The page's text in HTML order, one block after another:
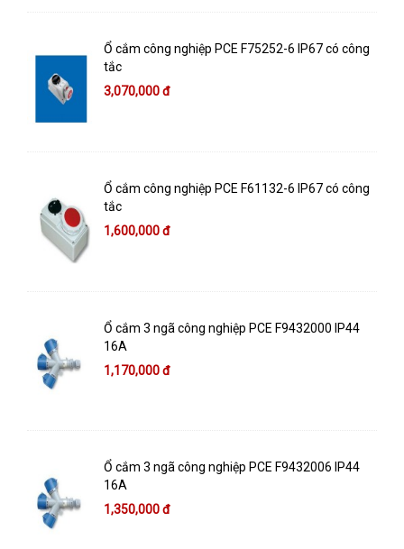
Ổ cắm công nghiệp PCE F75252-6 IP67 có công
tắc
3,070,000 đ
Ổ cắm công nghiệp PCE F61132-6 IP67 có công
tắc
1,600,000 đ
Ổ cắm 3 ngã công nghiệp PCE F9432000 IP44
16A
1,170,000 đ
Ổ cắm 3 ngã công nghiệp PCE F9432006 IP44
16A
1,350,000 đ